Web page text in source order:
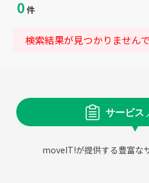
0件
検索結果が見つかりませんで
サービス
moveIT!が提供する豊富な